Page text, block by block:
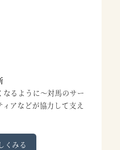
なるように～対馬のサー
アなどが協力して支え
くみる